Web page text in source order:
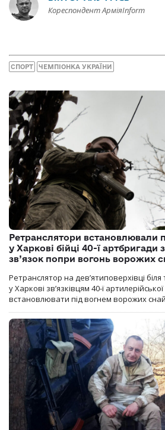
Кореспондент АрміяInform
СПОРТ ЧЕМПІОНКА УКРАЇНИ
Ретранслятори встановлювали
у Харкові бійці 40-ї артбригади
зв’язок попри вогонь ворожих
Ретранслятор на дев’ятиповерхівці
у Харкові зв’язківцям 40-ї
встановлювати під вогнем ворожих